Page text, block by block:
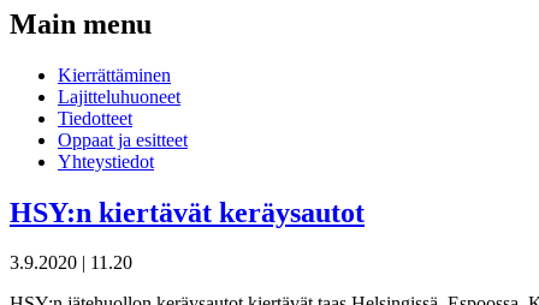
Main menu
Skip
content
Kierrättäminen
Lajitteluhuoneet
Tiedotteet
Oppaat ja esitteet
Yhteystiedot
HSY:n kiertävät keräysautot
3.9.2020 | 11.20